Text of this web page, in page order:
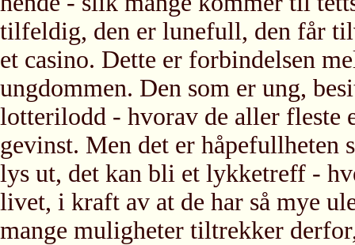
tilfeldig, den er lunefull, den får
et casino. Dette er forbindelsen
ungdommen. Den som er ung,
lotterilodd - hvorav de aller fleste
gevinst. Men det er håpefullheten
lys ut, det kan bli et lykketreff -
livet, i kraft av at de har så mye
mange muligheter tiltrekker